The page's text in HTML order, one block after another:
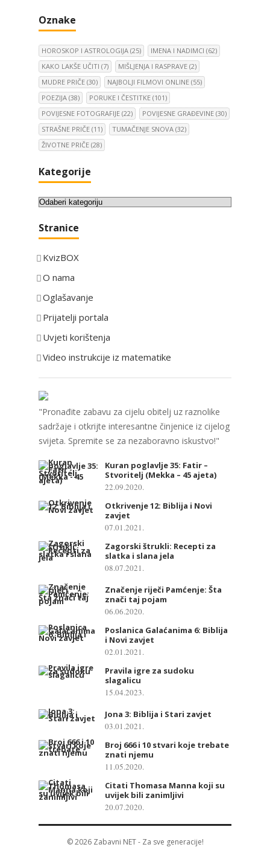
Oznake
HOROSKOP I ASTROLOGIJA (25) IMENA I NADIMCI (62)
KAKO LAKŠE UČITI (7) MIŠLJENJA I RASPRAVE (2)
MUDRE PRIČE (30) NAJBOLJI FILMOVI ONLINE (55)
POEZIJA (38) PORUKE I ČESTITKE (101)
POVIJESNE FOTOGRAFIJE (22) POVIJESNE GRAĐEVINE (30)
STRAŠNE PRIČE (11) TUMAČENJE SNOVA (32)
ŽIVOTNE PRIČE (28)
Kategorije
K
t
g
o
i
j
Stranice
KvizBOX
O nama
Oglašavanje
Prijatelji portala
Uvjeti korištenja
Video instrukcije iz matematike
"Pronađite zabavu za cijelu obitelj uz raznolike
sadržaje i otkrijte interesantne činjenice iz cijelog
svijeta. Spremite se za nezaboravno iskustvo!"
Kuran poglavlje 35: Fatir –
Stvoritelj (Mekka – 45 ajeta)
22.09.2020.
Otkrivenje 12: Biblija i Novi
zavjet
07.01.2021.
Zagorski štrukli: Recepti za
slatka i slana jela
08.07.2021.
Značenje riječi Pamćenje: Šta
znači taj pojam
06.06.2020.
Poslanica Galaćanima 6: Biblija
i Novi zavjet
02.01.2021.
Pravila igre za sudoku
slagalicu
15.04.2023.
Jona 3: Biblija i Stari zavjet
03.01.2021.
Broj 666 i 10 stvari koje trebate
znati njemu
11.05.2020.
Citati Thomasa Manna koji su
uvijek bili zanimljivi
20.07.2020.
© 2026 Zabavni NET- Za sve generacije!